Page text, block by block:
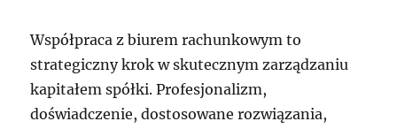
Współpraca z biurem rachunkowym to
strategiczny krok w skutecznym zarządzaniu
kapitałem spółki. Profesjonalizm,
doświadczenie, dostosowane rozwiązania,